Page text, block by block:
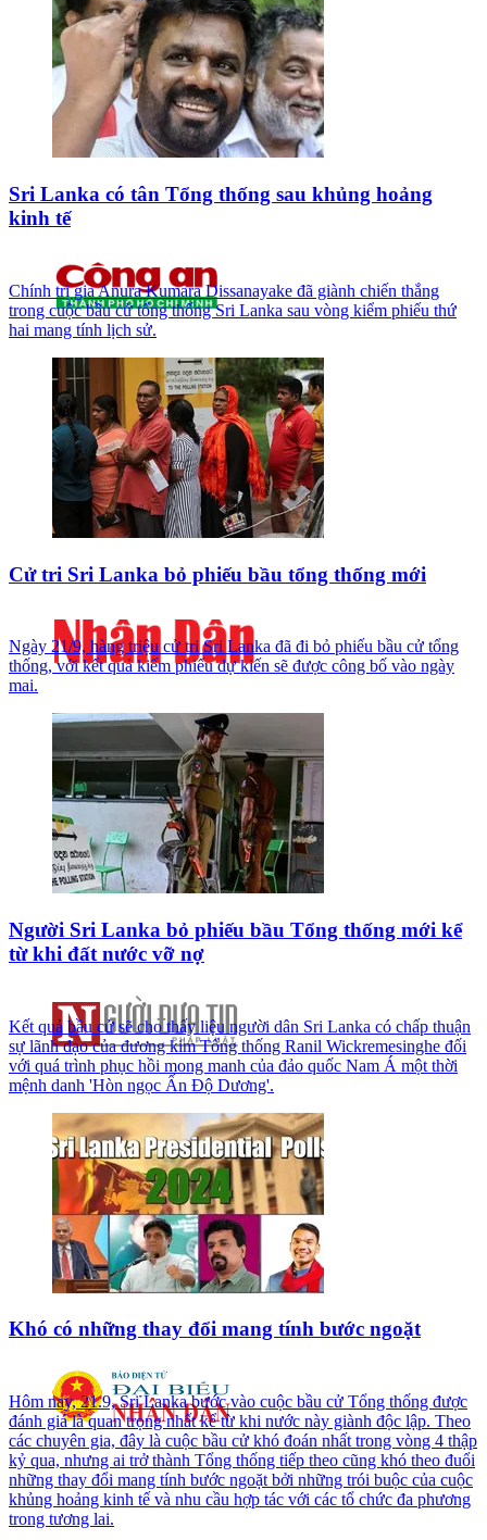
Sri Lanka có tân Tổng thống sau khủng hoảng
kinh tế
Chính trị gia Anura Kumara Dissanayake đã giành chiến thắng
trong cuộc bầu cử tổng thống Sri Lanka sau vòng kiểm phiếu thứ
hai mang tính lịch sử.
Cử tri Sri Lanka bỏ phiếu bầu tổng thống mới
Ngày 21/9, hàng triệu cử tri Sri Lanka đã đi bỏ phiếu bầu cử tổng
thống, với kết quả kiểm phiếu dự kiến sẽ được công bố vào ngày
mai.
Người Sri Lanka bỏ phiếu bầu Tổng thống mới kể
từ khi đất nước vỡ nợ
Kết quả bầu cử sẽ cho thấy liệu người dân Sri Lanka có chấp thuận
sự lãnh đạo của đương kim Tổng thống Ranil Wickremesinghe đối
với quá trình phục hồi mong manh của đảo quốc Nam Á một thời
mệnh danh 'Hòn ngọc Ấn Độ Dương'.
Khó có những thay đổi mang tính bước ngoặt
Hôm nay, 21.9, Sri Lanka bước vào cuộc bầu cử Tổng thống được
đánh giá là quan trọng nhất kể từ khi nước này giành độc lập. Theo
các chuyên gia, đây là cuộc bầu cử khó đoán nhất trong vòng 4 thập
kỷ qua, nhưng ai trở thành Tổng thống tiếp theo cũng khó theo đuổi
những thay đổi mang tính bước ngoặt bởi những trói buộc của cuộc
khủng hoảng kinh tế và nhu cầu hợp tác với các tổ chức đa phương
trong tương lai.